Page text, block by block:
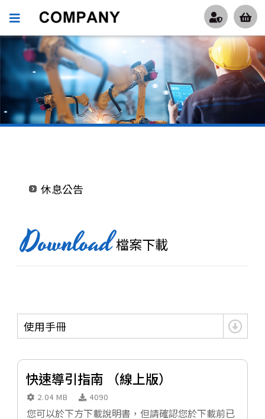
休息公告
休息公告
Download檔案下載
使用手冊
快速導引指南 （線上版）
2.04 MB 4090
您可以於下方下載說明書，但請確認您於下載前已